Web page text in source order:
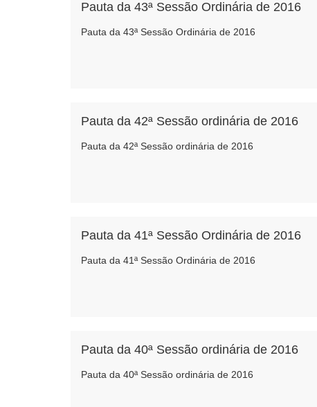
Pauta da 43ª Sessão Ordinária de 2016
Pauta da 43ª Sessão Ordinária de 2016
Pauta da 42ª Sessão ordinária de 2016
Pauta da 42ª Sessão ordinária de 2016
Pauta da 41ª Sessão Ordinária de 2016
Pauta da 41ª Sessão Ordinária de 2016
Pauta da 40ª Sessão ordinária de 2016
Pauta da 40ª Sessão ordinária de 2016